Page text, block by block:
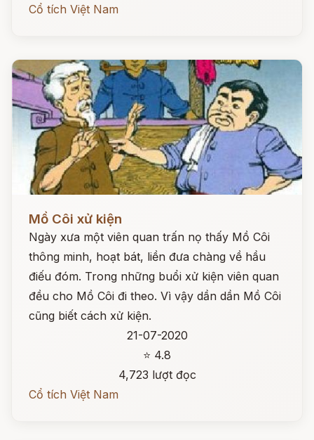
Cổ tích Việt Nam
Đọc ngay
Mồ Côi xử kiện
Ngày xưa một viên quan trấn nọ thấy Mồ Côi
thông minh, hoạt bát, liền đưa chàng về hầu
điếu đóm. Trong những buổi xử kiện viên quan
đều cho Mồ Côi đi theo. Vì vậy dần dần Mồ Côi
cũng biết cách xử kiện.
21-07-2020
⭐ 4.8
4,723 lượt đọc
Cổ tích Việt Nam